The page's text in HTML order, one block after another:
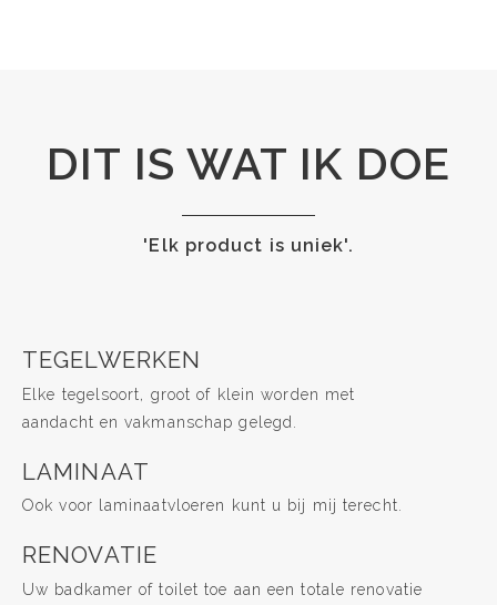
DIT IS WAT IK DOE
'Elk product is uniek'.
TEGELWERKEN
Elke tegelsoort, groot of klein worden met
aandacht en vakmanschap gelegd.
LAMINAAT
Ook voor laminaatvloeren kunt u bij mij terecht.
RENOVATIE
Uw badkamer of toilet toe aan een totale renovatie